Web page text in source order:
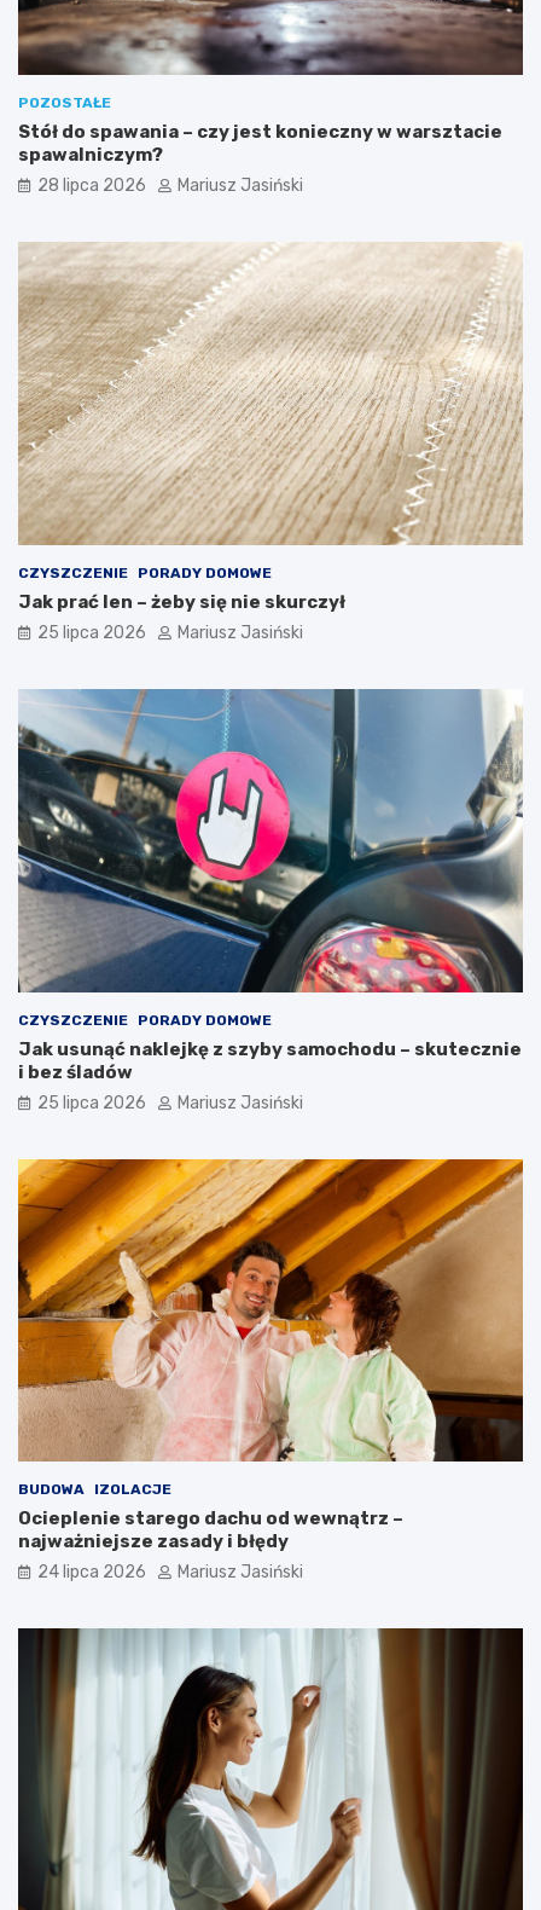
POZOSTAŁE
Stół do spawania – czy jest konieczny w warsztacie
spawalniczym?
28 lipca 2026 Mariusz Jasiński
CZYSZCZENIE PORADY DOMOWE
Jak prać len – żeby się nie skurczył
25 lipca 2026 Mariusz Jasiński
CZYSZCZENIE PORADY DOMOWE
Jak usunąć naklejkę z szyby samochodu – skutecznie
i bez śladów
25 lipca 2026 Mariusz Jasiński
BUDOWA IZOLACJE
Ocieplenie starego dachu od wewnątrz –
najważniejsze zasady i błędy
24 lipca 2026 Mariusz Jasiński